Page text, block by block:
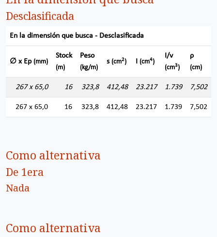
Desclasificada
En la dimensión que busca - Desclasificada
∅ x Ep (mm)
Stock
(m)
Peso
(kg/m)
s (cm2) I (cm4)
I/v
(cm3)
ρ
(cm)
267 x 65,0 16 323,8 412,48 23.217 1.739 7,502
267 x 65,0 16 323,8 412,48 23.217 1.739 7,502
Como alternativa
De 1era
Nada
Como alternativa